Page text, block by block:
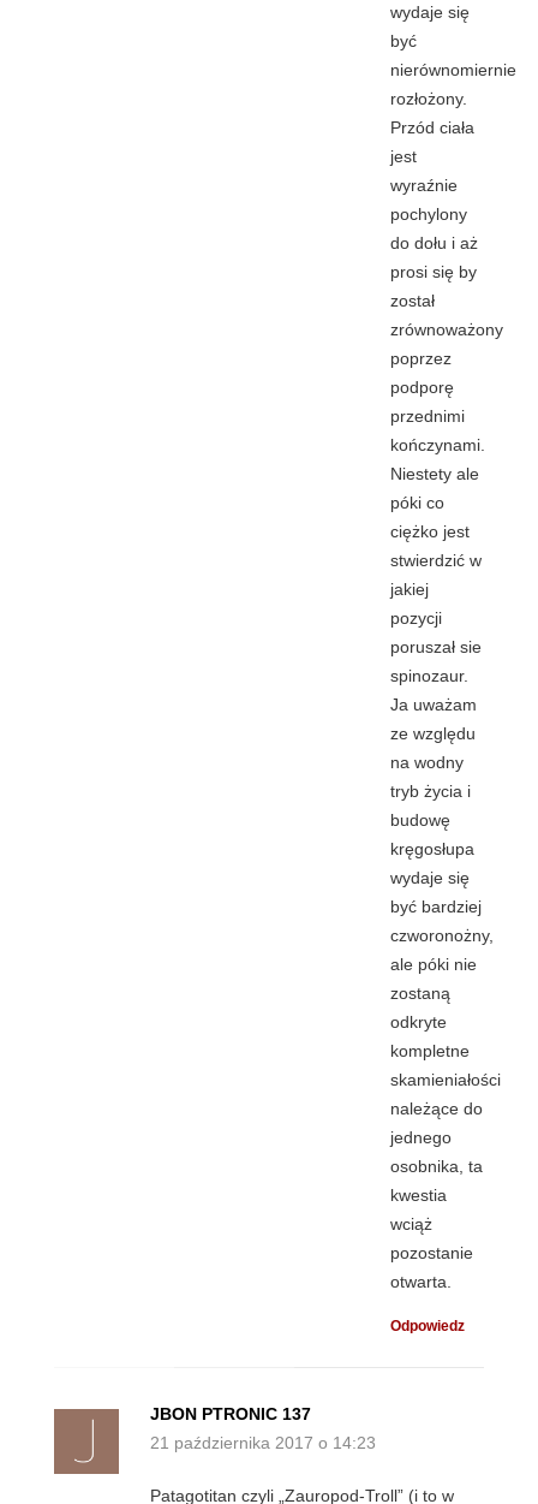
wydaje się
być
nierównomiernie
rozłożony.
Przód ciała
jest
wyraźnie
pochylony
do dołu i aż
prosi się by
został
zrównoważony
poprzez
podporę
przednimi
kończynami.
Niestety ale
póki co
ciężko jest
stwierdzić w
jakiej
pozycji
poruszał sie
spinozaur.
Ja uważam
ze względu
na wodny
tryb życia i
budowę
kręgosłupa
wydaje się
być bardziej
czworonożny,
ale póki nie
zostaną
odkryte
kompletne
skamieniałości
należące do
jednego
osobnika, ta
kwestia
wciąż
pozostanie
otwarta.
Odpowiedz
JBON PTRONIC 137
21 października 2017 o 14:23
Patagotitan czyli „Zauropod-Troll” (i to w